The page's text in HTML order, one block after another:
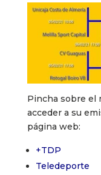
Pincha sobre el
acceder a su
página web:
+TDP
Teledeporte